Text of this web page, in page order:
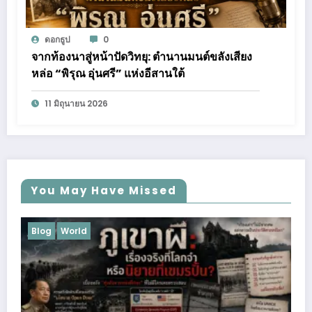
ดอกธูป 0
จากท้องนาสู่หน้าปัดวิทยุ: ตำนานมนต์ขลังเสียง
หล่อ “พิรุณ อุ่นศรี” แห่งอีสานใต้
11 มิถุนายน 2026
You May Have Missed
Blog Business Lifestyle Podcast
Uncategorized
การศึกษา